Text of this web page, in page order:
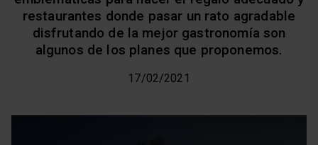
restaurantes donde pasar un rato agradable
disfrutando de la mejor gastronomía son
algunos de los planes que proponemos.
17/02/2021